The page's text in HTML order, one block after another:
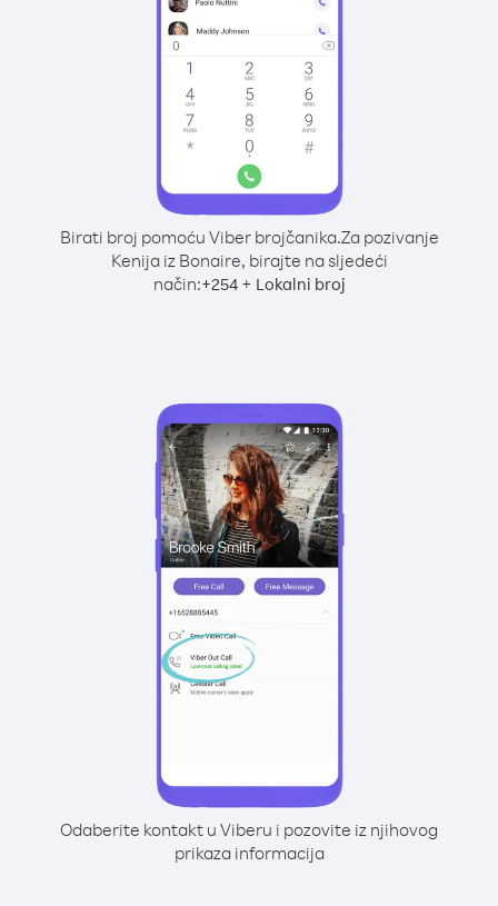
Birati broj pomoću Viber brojčanika.Za pozivanje
Kenija iz Bonaire, birajte na sljedeći
način:+254+ Lokalni broj
Odaberite kontakt u Viberu i pozovite iz njihovog
prikaza informacija